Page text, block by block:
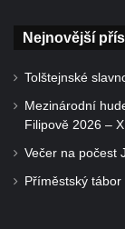
Nejnovější
Tolštejnské
Mezinárodní
Filipově 2026 –
Večer na počest
Příměstský